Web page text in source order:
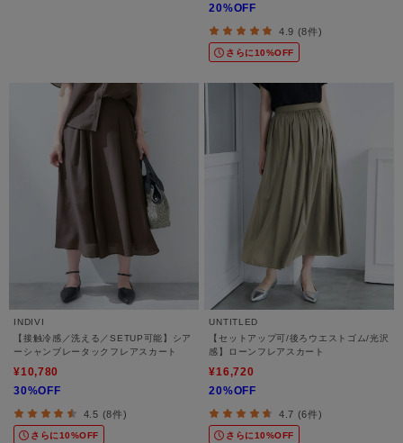
20%OFF
4.9 (8件)
さらに10%OFF
INDIVI
【接触冷感／洗える／SETUP可能】シア
ーシャンブレータックフレアスカート
¥10,780
30%OFF
4.5 (8件)
さらに10%OFF
UNTITLED
【セットアップ可/後ろウエストゴム/光沢
感】ローンフレアスカート
¥16,720
20%OFF
4.7 (6件)
さらに10%OFF